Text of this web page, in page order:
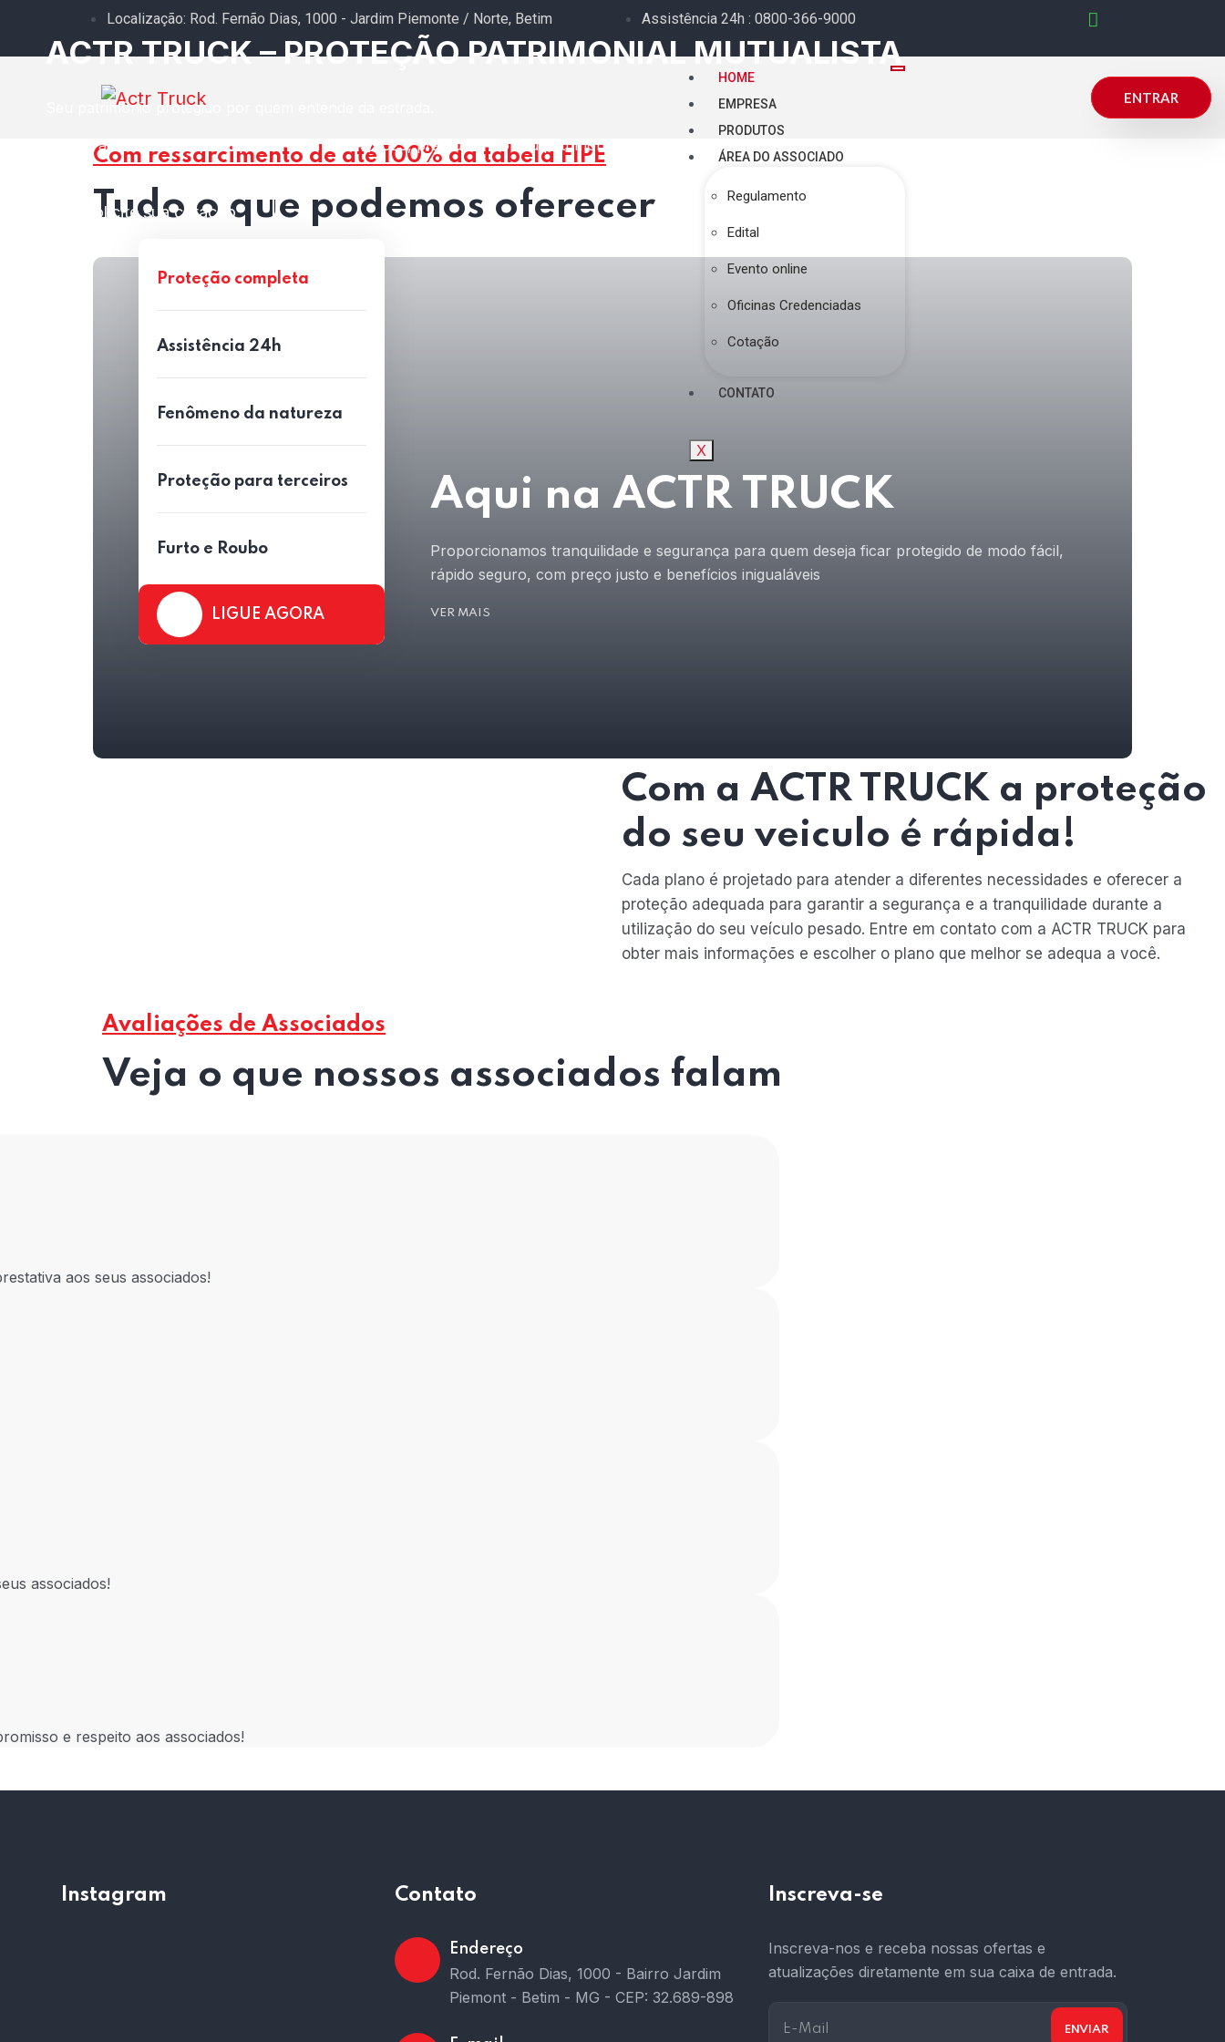
Localização: Rod. Fernão Dias, 1000 - Jardim Piemonte / Norte, Betim Assistência 24h : 0800-366-9000
HOME
EMPRESA
PRODUTOS
ÁREA DO ASSOCIADO
Regulamento
Edital
Evento online
Oficinas Credenciadas
Cotação
CONTATO
X
ENTRAR
ACTR TRUCK – PROTEÇÃO PATRIMONIAL MUTUALISTA
Seu patrimônio protegido por quem entende da estrada.
Cadastrada na SUSEP, cumprindo a Lei nº 213/2025, pra cuidar do seu patrimônio.
Solicite sua cotação
Com ressarcimento de até 100% da tabela FIPE
Tudo o que podemos oferecer
Proteção completa
Assistência 24h
Fenômeno da natureza
Proteção para terceiros
Furto e Roubo
LIGUE AGORA
Aqui na ACTR TRUCK
Proporcionamos tranquilidade e segurança para quem deseja ficar protegido de modo fácil,
rápido seguro, com preço justo e benefícios inigualáveis
VER MAIS
Com a ACTR TRUCK a proteção
do seu veiculo é rápida!
Cada plano é projetado para atender a diferentes necessidades e oferecer a
proteção adequada para garantir a segurança e a tranquilidade durante a
utilização do seu veículo pesado. Entre em contato com a ACTR TRUCK para
obter mais informações e escolher o plano que melhor se adequa a você.
Avaliações de Associados
Veja o que nossos associados falam
aos seus associados!
associados!
e respeito aos associados!
Instagram Contato
Endereço
Rod. Fernão Dias, 1000 - Bairro Jardim
Piemont - Betim - MG - CEP: 32.689-898
Inscreva-se
Inscreva-nos e receba nossas ofertas e
atualizações diretamente em sua caixa de entrada.